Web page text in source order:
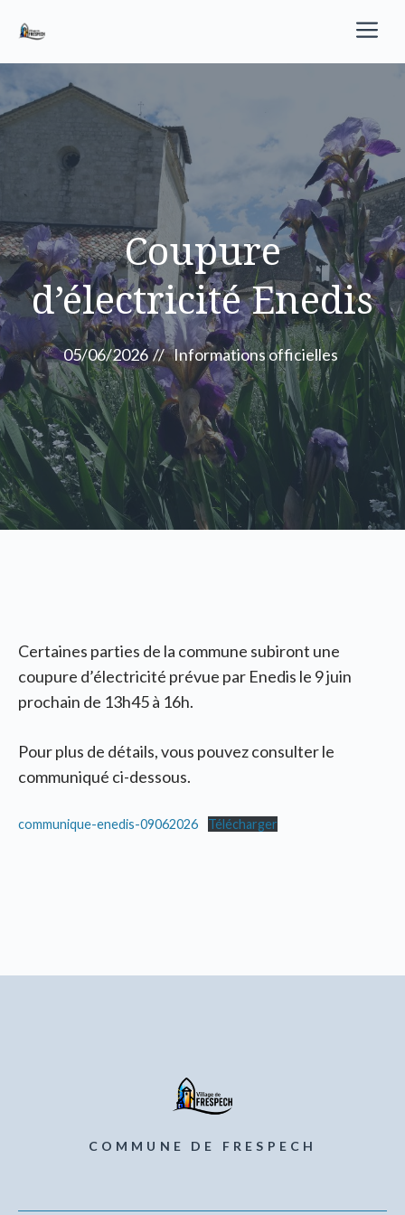
contenu
Coupure
d’électricité Enedis
05/06/2026 // Informations officielles
Certaines parties de la commune subiront une
coupure d’électricité prévue par Enedis le 9 juin
prochain de 13h45 à 16h.
Pour plus de détails, vous pouvez consulter le
communiqué ci-dessous.
communique-enedis-09062026 Télécharger
COMMUNE DE FRESPECH